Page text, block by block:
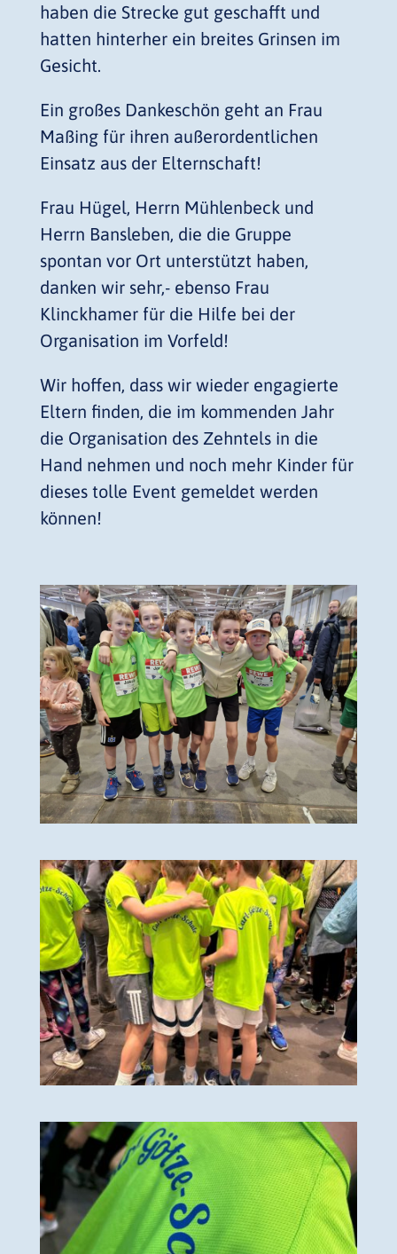
haben die Strecke gut geschafft und
hatten hinterher ein breites Grinsen im
Gesicht.
Ein großes Dankeschön geht an Frau
Maßing für ihren außerordentlichen
Einsatz aus der Elternschaft!
Frau Hügel, Herrn Mühlenbeck und
Herrn Bansleben, die die Gruppe
spontan vor Ort unterstützt haben,
danken wir sehr,- ebenso Frau
Klinckhamer für die Hilfe bei der
Organisation im Vorfeld!
Wir hoffen, dass wir wieder engagierte
Eltern finden, die im kommenden Jahr
die Organisation des Zehntels in die
Hand nehmen und noch mehr Kinder für
dieses tolle Event gemeldet werden
können!